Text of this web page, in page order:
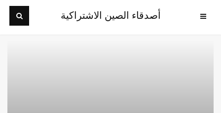
أصدقاء الصين الاشتراكية